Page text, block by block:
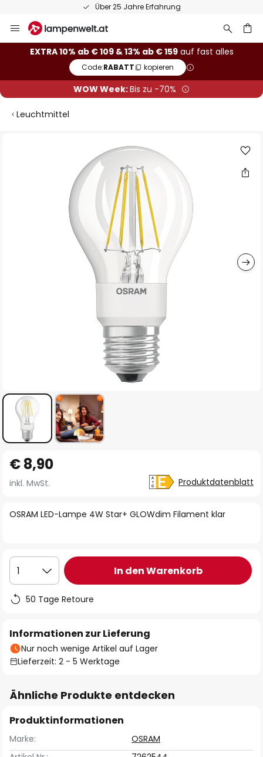
Über 25 Jahre Erfahrung
Inhalt
springen
EXTRA 10% ab € 109 & 13% ab € 159auf fast alles
Code:RABATT kopieren
WOW Week:Bis zu -70%
Leuchtmittel
Anfang
der
springen
OSRAM LED-Lampe 4W Star+ GLOWdim Filament klar
€ 8,90
inkl. MwSt. Produktdatenblatt
1 In den Warenkorb
50 Tage Retoure
Informationen zur Lieferung
Nur noch wenige Artikel auf Lager
Lieferzeit: 2 - 5 Werktage
Ähnliche Produkte entdecken
Produktinformationen
Marke:
OSRAM